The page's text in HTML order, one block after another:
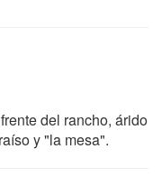
del rancho, árido
y "la mesa".